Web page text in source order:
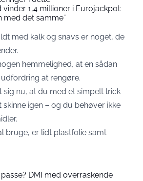
vinder 1,4 millioner i Eurojackpot:
med det samme”
med kalk og snavs er noget, de
hemmelighed, at en sådan
at rengøre.
sig nu, at du med et simpelt trick
skinne igen – og du behøver ikke
bruge, er lidt plastfolie samt
DMI med overraskende